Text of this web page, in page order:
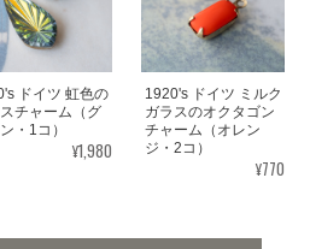
ドイツ 虹色の
チャーム（グ
・1コ）
¥1,980
1920's ドイツ ミルク
ガラスのオクタゴン
チャーム（オレン
ジ・2コ）
¥770